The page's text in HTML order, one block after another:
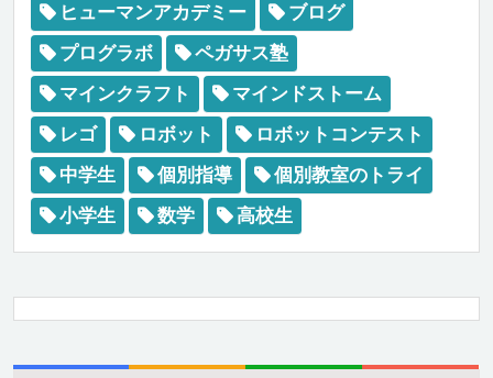
ヒューマンアカデミー
ブログ
プログラボ
ペガサス塾
マインクラフト
マインドストーム
レゴ
ロボット
ロボットコンテスト
中学生
個別指導
個別教室のトライ
小学生
数学 高校生